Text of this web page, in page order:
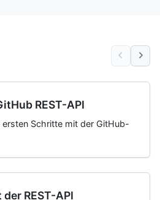
REST-API
Schritte mit der GitHub-
REST-API